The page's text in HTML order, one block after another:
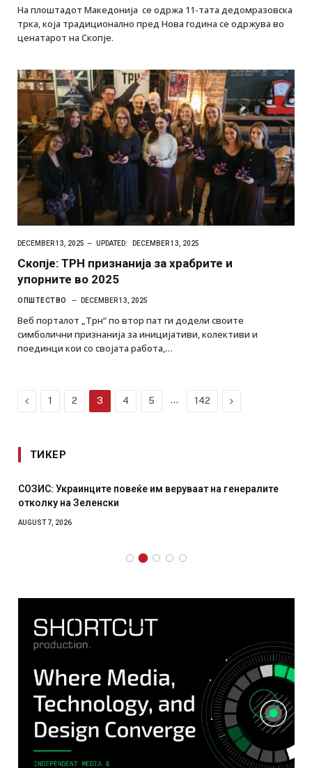
На плоштадот Македонија се одржа 11-тата дедомразовска
трка, која традиционално пред Нова година се одржува во
ценатарот на Скопје.
DECEMBER 13, 2025 UPDATED: DECEMBER 13, 2025
Скопје: ТРН признанија за храбрите и
упорните во 2025
ОПШТЕСТВО DECEMBER 13, 2025
Веб порталот „Трн“ по втор пат ги додели своите
симболични признанија за иницијативи, колективи и
поединци кои со својата работа,…
Previous
1 2 3 4 5 … 142 Next
ТИКЕР
СОЗИС: Украинците повеќе им веруваат на генералите
отколку на Зеленски
AUGUST 7, 2026